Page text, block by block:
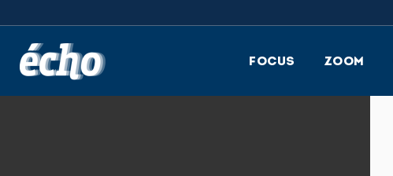
FOCUS ZOOM